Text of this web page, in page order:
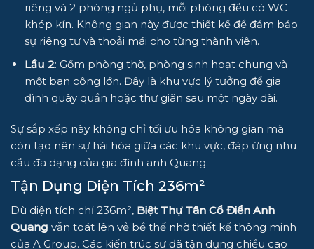
riêng và 2 phòng ngủ phụ, mỗi phòng đều có WC
khép kín. Không gian này được thiết kế để đảm bảo
sự riêng tư và thoải mái cho từng thành viên.
Lầu 2: Gồm phòng thờ, phòng sinh hoạt chung và
một ban công lớn. Đây là khu vực lý tưởng để gia
đình quây quần hoặc thư giãn sau một ngày dài.
Sự sắp xếp này không chỉ tối ưu hóa không gian mà
còn tạo nên sự hài hòa giữa các khu vực, đáp ứng nhu
cầu đa dạng của gia đình anh Quang.
Tận Dụng Diện Tích 236m²
Dù diện tích chỉ 236m², Biệt Thự Tân Cổ Điển Anh
Quang vẫn toát lên vẻ bề thế nhờ thiết kế thông minh
của A Group. Các kiến trúc sư đã tận dụng chiều cao